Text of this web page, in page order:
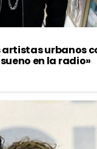
artistas urbanos
en la radio»